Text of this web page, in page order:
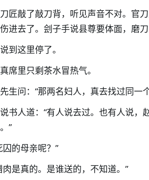
匠敲了敲刀背，听见声音不对。官
进去了。刽子手说县尊要体面，磨
到这里停了。
席里只剩茶水冒热气。
生问：“那两名妇人，真去找过同一
书人道：“有人说去过。也有人说
”
囚的母亲呢？”
肉是真的。是谁送的，不知道。”